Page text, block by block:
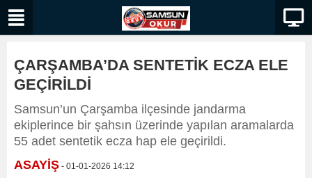
ÇARŞAMBA’DA SENTETİK ECZA ELE
GEÇİRİLDİ
Samsun’un Çarşamba ilçesinde jandarma
ekiplerince bir şahsın üzerinde yapılan aramalarda
55 adet sentetik ecza hap ele geçirildi.
ASAYİŞ - 01-01-2026 14:12